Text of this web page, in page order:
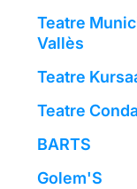
Teatre
Vallès
Teatre
Teatre
BARTS
Golem'S